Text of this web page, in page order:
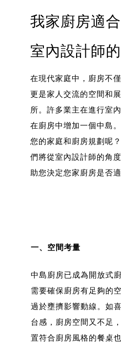
我家廚房適
室內設計師
在現代家庭中，廚房不
更是家人交流的空間和
所。許多業主在進行室
在廚房中增加一個中島
您的家庭和廚房規劃呢
們將從室內設計師的角
助您決定您家廚房是否適
一、空間考量
中島廚房已成為開放式
需要確保廚房有足夠的
過於壅擠影響動線。如
台感，廚房空間又不足
置符合廚房風格的餐桌